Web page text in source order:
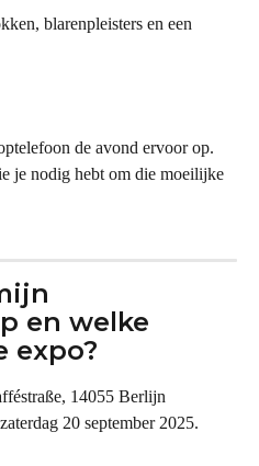
blarenpleisters en een
de avond ervoor op.
je nodig hebt om die moeilijke
en welke
expo?
14055 Berlijn
20 september 2025.